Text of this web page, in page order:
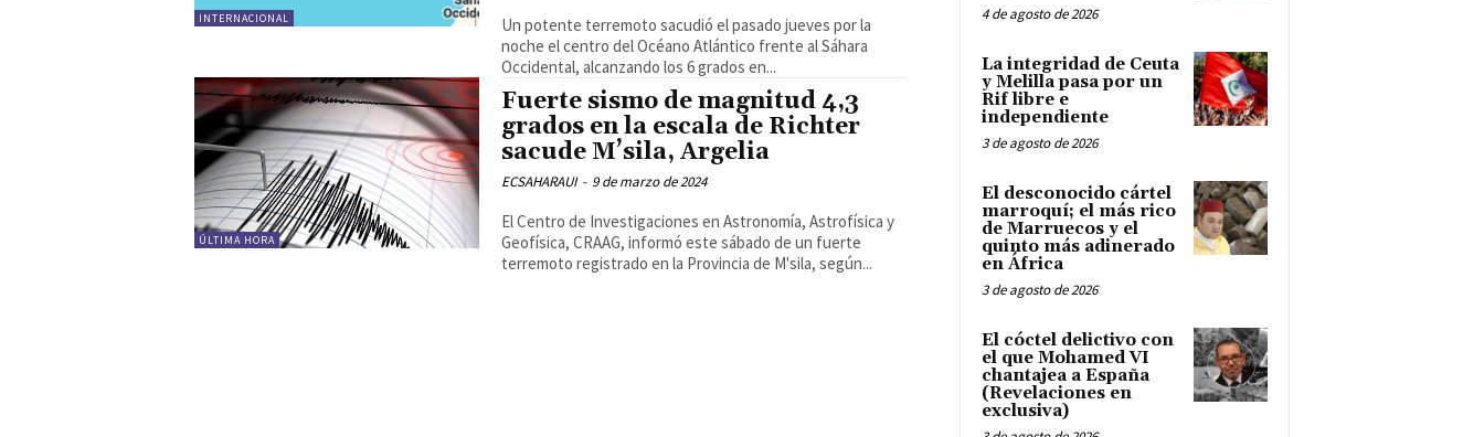
INTERNACIONAL
Un potente terremoto sacudió el pasado jueves por la
noche el centro del Océano Atlántico frente al Sáhara
Occidental, alcanzando los 6 grados en...
ÚLTIMA HORA
Fuerte sismo de magnitud 4,3
grados en la escala de Richter
sacude M’sila, Argelia
ECSAHARAUI - 9 de marzo de 2024
El Centro de Investigaciones en Astronomía, Astrofísica y
Geofísica, CRAAG, informó este sábado de un fuerte
terremoto registrado en la Provincia de M'sila, según...
4 de agosto de 2026
La integridad de Ceuta
y Melilla pasa por un
Rif libre e
independiente
3 de agosto de 2026
El desconocido cártel
marroquí; el más rico
de Marruecos y el
quinto más adinerado
en África
3 de agosto de 2026
El cóctel delictivo con
el que Mohamed VI
chantajea a España
(Revelaciones en
exclusiva)